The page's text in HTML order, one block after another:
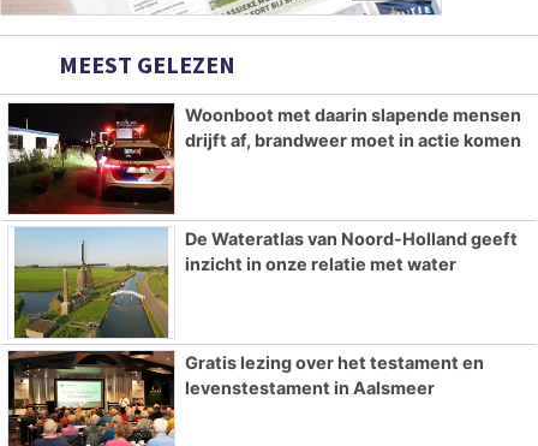
MEEST GELEZEN
Woonboot met daarin slapende mensen
drijft af, brandweer moet in actie komen
De Wateratlas van Noord-Holland geeft
inzicht in onze relatie met water
Gratis lezing over het testament en
levenstestament in Aalsmeer